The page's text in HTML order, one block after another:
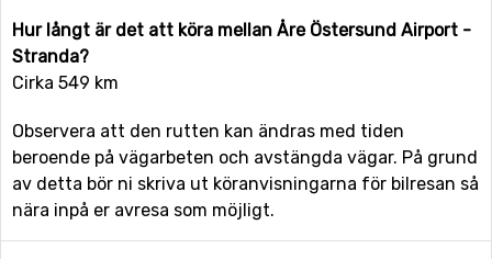
Hur långt är det att köra mellan Åre Östersund Airport -
Stranda?
Cirka 549 km
Observera att den rutten kan ändras med tiden
beroende på vägarbeten och avstängda vägar. På grund
av detta bör ni skriva ut köranvisningarna för bilresan så
nära inpå er avresa som möjligt.